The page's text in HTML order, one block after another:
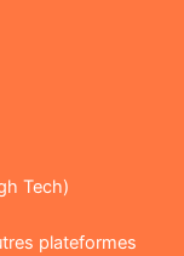
Tech)
plateformes